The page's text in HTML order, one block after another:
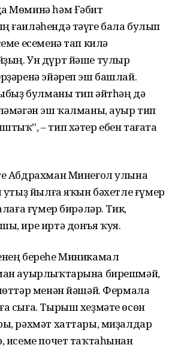
Мөминә һәм Ғәбит
ғаиләһендә тәүге бала булып
есеменә тап килә
Ун дүрт йәше тулыр
эйәреп эш башлай.
булманы тип әйтһәң дә
эш ҡалманы, ауыр тип
– тип хәтер ебен тағата
Абдрахман Минеғол улына
утыҙ йылға яҡын бәхетле ғүмер
ғүмер бирәләр. Тик,
ире иртә донъя ҡуя.
береһе Миникамал
ауырлыҡтарына бирешмәй,
менән йәшәй. Фермала
сыға. Тырыш хеҙмәте өсөн
рәхмәт хаттары, миҙалдар
исеме почет таҡтаһынан